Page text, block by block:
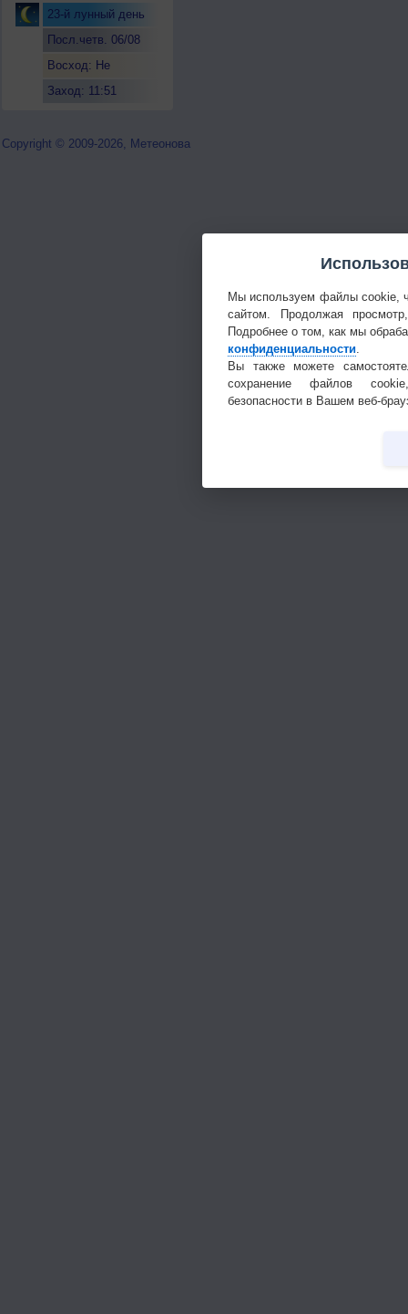
23-й лунный день
Посл.четв. 06/08
Восход: Не
Заход: 11:51
Copyright © 2009-2026, Метеонова
Мы используем файлы cookie,
сайтом. Продолжая
Подробнее о том, как мы
конфиденциальности
Вы также можете
сохранение файлов
безопасности в Вашем веб-